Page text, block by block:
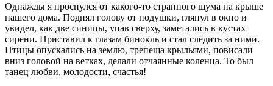
Однажды я проснулся от какого-то странного шума на крыше
нашего дома. Поднял голову от подушки, глянул в окно и
увидел, как две синицы, упав сверху, заметались в кустах
сирени. Приставил к глазам бинокль и стал следить за ними.
Птицы опускались на землю, трепеща крыльями, повисали
вниз головой на ветках, делали отчаянные коленца. То был
танец любви, молодости, счастья!